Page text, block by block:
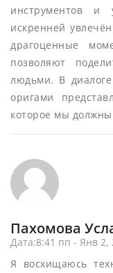
инструментов
искренней
драгоценные
позволяют
людьми. В
оригами
которое мы
Пахомова
Дата:8:41 пп - Янв 2,
Я восхищаюсь